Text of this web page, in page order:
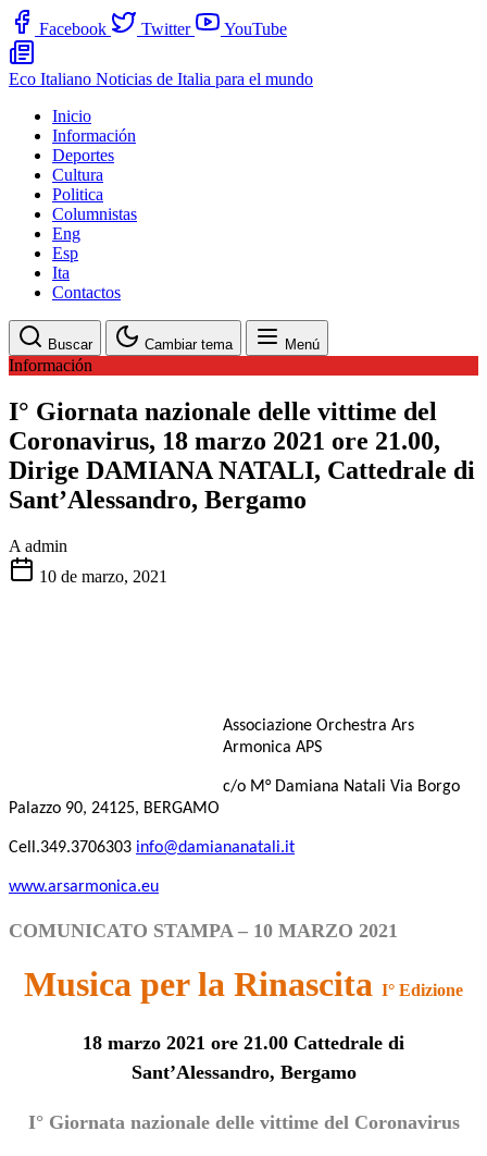
Facebook Twitter YouTube
Eco Italiano Noticias de Italia para el mundo
Inicio
Información
Deportes
Cultura
Politica
Columnistas
Eng
Esp
Ita
Contactos
Buscar Cambiar tema Menú
Información
I° Giornata nazionale delle vittime del
Coronavirus, 18 marzo 2021 ore 21.00,
Dirige DAMIANA NATALI, Cattedrale di
Sant’Alessandro, Bergamo
A admin
10 de marzo, 2021
Associazione Orchestra Ars
Armonica APS
c/o M° Damiana Natali Via Borgo
Palazzo 90, 24125, BERGAMO
Cell.349.3706303 info@damiananatali.it
www.arsarmonica.eu
COMUNICATO STAMPA – 10 MARZO 2021
Musica per la Rinascita I° Edizione
18 marzo 2021 ore 21.00 Cattedrale di
Sant’Alessandro, Bergamo
I° Giornata nazionale delle vittime del Coronavirus